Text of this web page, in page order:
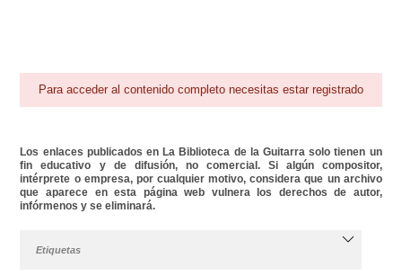
Para acceder al contenido completo necesitas estar registrado
Los enlaces publicados en La Biblioteca de la Guitarra solo tienen un
fin educativo y de difusión, no comercial. Si algún compositor,
intérprete o empresa, por cualquier motivo, considera que un archivo
que aparece en esta página web vulnera los derechos de autor,
infórmenos y se eliminará.
Etiquetas